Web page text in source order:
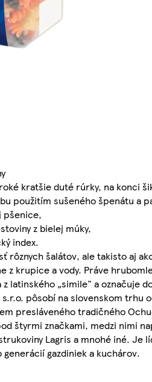
kratšie duté rúrky, na konci
použitím sušeného špenátu a
pšenice,
z bielej múky,
index.
rôznych šalátov, ale takisto aj
z krupice a vody. Práve
latinského „simile" a označuje
s.r.o. pôsobí na slovenskom
presláveného tradičného
štyrmi značkami, medzi nimi
Lagris a mnohé iné.
gazdiniek a kuchárov.